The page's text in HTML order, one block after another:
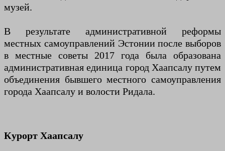
музей.
В результате административной реформы
местных самоуправлений Эстонии после выборов
в местные советы 2017 года была образована
административная единица город Хаапсалу путем
объединения бывшего местного самоуправления
города Хаапсалу и волости Ридала.
Курорт Хаапсалу